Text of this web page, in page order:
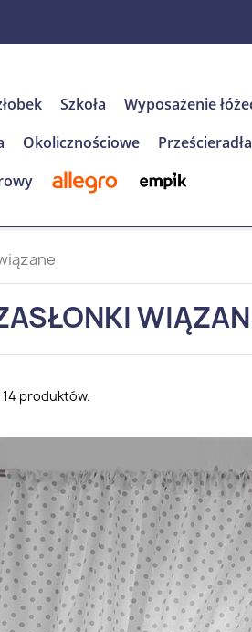
Szkoła Wyposażenie
Okolicznościowe Prześcieradła
produktów.